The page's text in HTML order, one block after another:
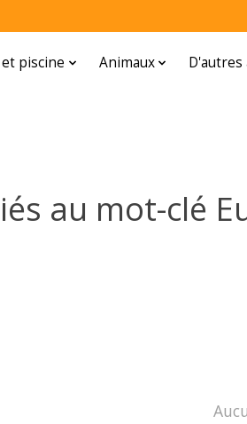
et piscine Animaux D'autres
au mot-clé